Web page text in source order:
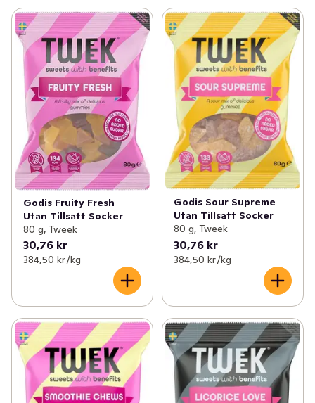
Godis Fruity Fresh
Utan Tillsatt Socker
80 g, Tweek
30,76 kr
384,50 kr /kg
Godis Sour Supreme
Utan Tillsatt Socker
80 g, Tweek
30,76 kr
384,50 kr /kg